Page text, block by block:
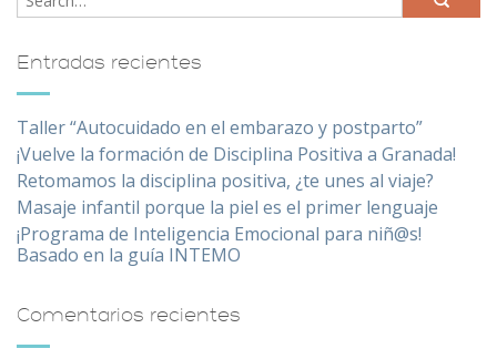
Entradas recientes
Taller “Autocuidado en el embarazo y postparto”
¡Vuelve la formación de Disciplina Positiva a Granada!
Retomamos la disciplina positiva, ¿te unes al viaje?
Masaje infantil porque la piel es el primer lenguaje
¡Programa de Inteligencia Emocional para niñ@s!
Basado en la guía INTEMO
Comentarios recientes